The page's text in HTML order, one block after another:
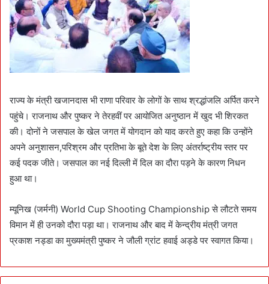
राज्य के मंत्री खजानदास भी राणा परिवार के लोगों के साथ श्रद्धांजलि अर्पित करने
पहुंचे। राजनाथ और पुष्कर ने तेरहवीं पर आयोजित अनुष्ठान में खुद भी शिरकत
की। दोनों ने जसपाल के खेल जगत में योगदान को याद करते हुए कहा कि उन्होंने
अपने अनुशासन,परिश्रम और प्रतिभा के बूते देश के लिए अंतर्राष्ट्रीय स्तर पर
कई पदक जीते। जसपाल का नई दिल्ली में दिल का दौरा पड़ने के कारण निधन
हुआ था।
म्यूनिख (जर्मनी) World Cup Shooting Championship से लौटते समय
विमान में ही उनको दौरा पड़ा था। राजनाथ और बाद में केन्द्रीय मंत्री जगत
प्रकाश नड्डा का मुख्यमंत्री पुष्कर ने जौली ग्रांट हवाई अड्डे पर स्वागत किया।